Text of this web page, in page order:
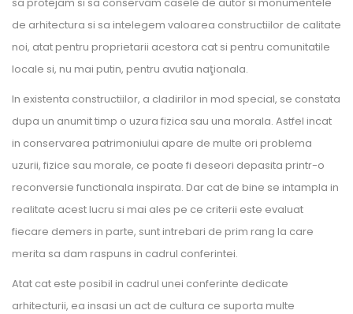
de arhitectura si sa intelegem valoarea constructiilor de calitate
noi, atat pentru proprietarii acestora cat si pentru comunitatile
locale si, nu mai putin, pentru avutia naţionala.
In existenta constructiilor, a cladirilor in mod special, se constata
dupa un anumit timp o uzura fizica sau una morala. Astfel incat
in conservarea patrimoniului apare de multe ori problema
uzurii, fizice sau morale, ce poate fi deseori depasita printr-o
reconversie functionala inspirata. Dar cat de bine se intampla in
realitate acest lucru si mai ales pe ce criterii este evaluat
fiecare demers in parte, sunt intrebari de prim rang la care
merita sa dam raspuns in cadrul conferintei.
Atat cat este posibil in cadrul unei conferinte dedicate
arhitecturii, ea insasi un act de cultura ce suporta multe